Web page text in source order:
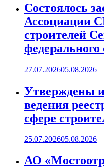
Состоялось
Ассоциации
строителей
федерального
27.07.202605.08.2026
Утверждены
ведения
сфере
25.07.202605.08.2026
АО